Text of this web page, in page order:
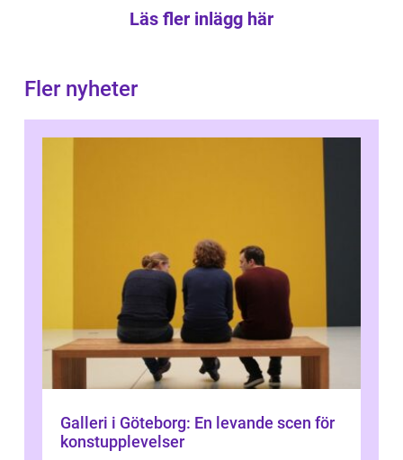
Läs fler inlägg här
Fler nyheter
Galleri i Göteborg: En levande scen för
konstupplevelser